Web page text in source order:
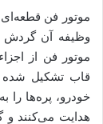
موتور فن
وظیفه آن گردش
موتور فن از
قاب تشکیل شده
خودرو، پره‌ها را
هدایت می‌کنند